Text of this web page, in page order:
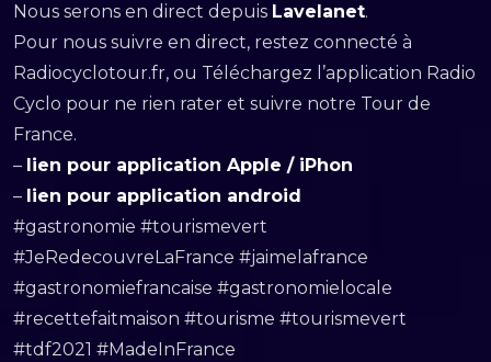
Nous serons en direct depuis Lavelanet.
Pour nous suivre en direct, restez connecté à
Radiocyclotour.fr, ou Téléchargez l’application Radio
Cyclo pour ne rien rater et suivre notre Tour de
France.
– lien pour application Apple / iPhon
– lien pour application android
#gastronomie #tourismevert
#JeRedecouvreLaFrance #jaimelafrance
#gastronomiefrancaise #gastronomielocale
#recettefaitmaison #tourisme #tourismevert
#tdf2021 #MadeInFrance